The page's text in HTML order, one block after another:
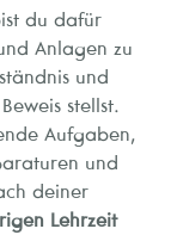
du dafür
Anlagen zu
und
stellst.
Aufgaben,
und
deiner
Lehrzeit